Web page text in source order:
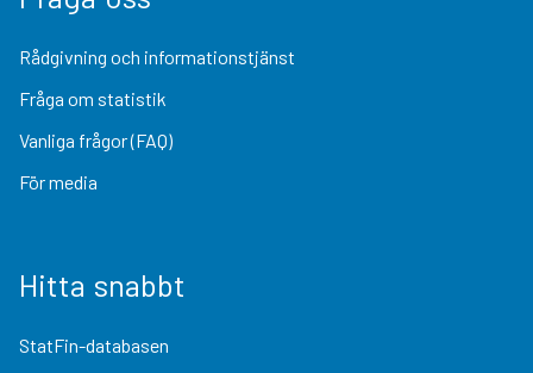
Rådgivning och informationstjänst
Fråga om statistik
Vanliga frågor (FAQ)
För media
Hitta snabbt
StatFin-databasen